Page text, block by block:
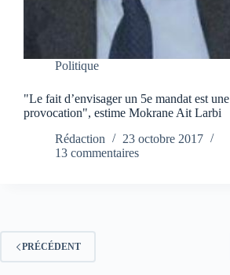
Politique
"Le fait d’envisager un 5e mandat est une
provocation", estime Mokrane Ait Larbi
Rédaction
23 octobre 2017
13 commentaires
PRÉCÉDENT